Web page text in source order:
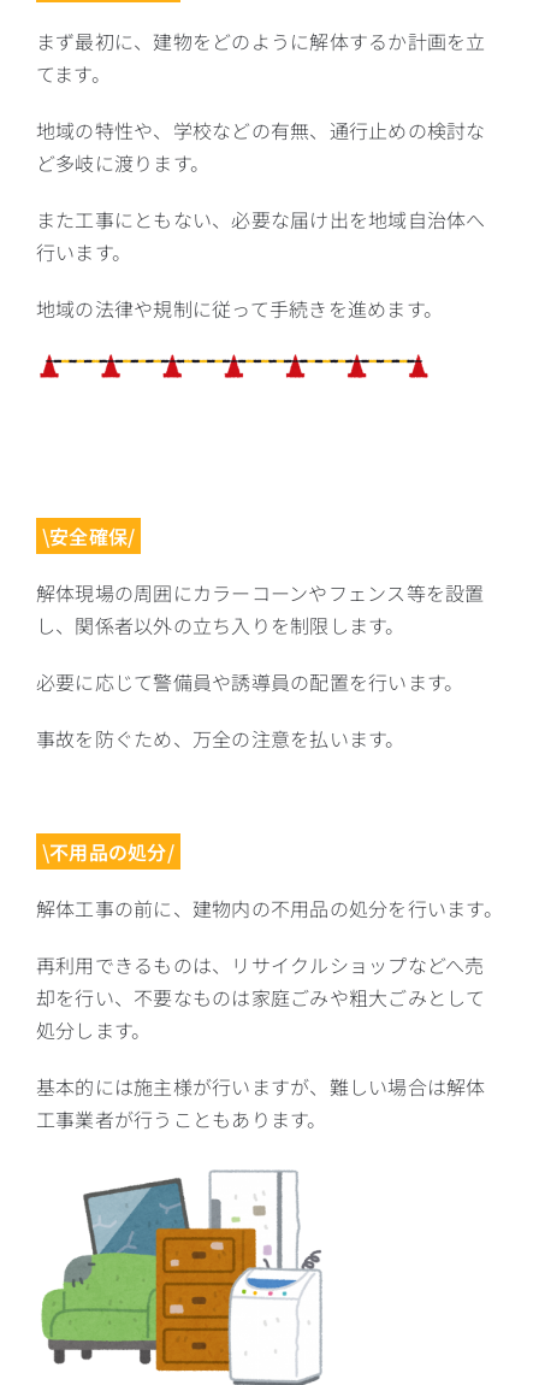
まず最初に、建物をどのように解体するか計画を立
てます。
地域の特性や、学校などの有無、通行止めの検討な
ど多岐に渡ります。
また工事にともない、必要な届け出を地域自治体へ
行います。
地域の法律や規制に従って手続きを進めます。
\安全確保/
解体現場の周囲にカラーコーンやフェンス等を設置
し、関係者以外の立ち入りを制限します。
必要に応じて警備員や誘導員の配置を行います。
事故を防ぐため、万全の注意を払います。
\不用品の処分/
解体工事の前に、建物内の不用品の処分を行います。
再利用できるものは、リサイクルショップなどへ売
却を行い、不要なものは家庭ごみや粗大ごみとして
処分します。
基本的には施主様が行いますが、難しい場合は解体
工事業者が行うこともあります。